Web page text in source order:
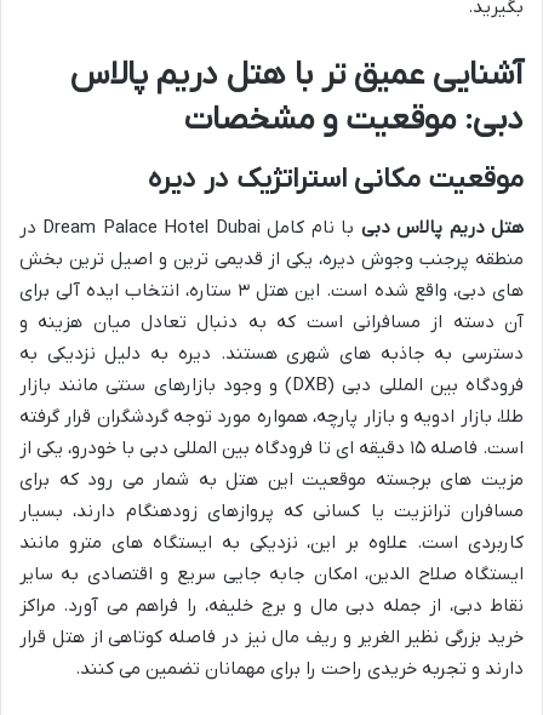
بگیرید.
آشنایی عمیق تر با هتل دریم پالاس
دبی: موقعیت و مشخصات
موقعیت مکانی استراتژیک در دیره
هتل دریم پالاس دبی
با نام کامل Dream Palace Hotel Dubai در
منطقه پرجنب وجوش دیره، یکی از قدیمی ترین و اصیل ترین بخش
های دبی، واقع شده است. این هتل ۳ ستاره، انتخاب ایده آلی برای
آن دسته از مسافرانی است که به دنبال تعادل میان هزینه و
دسترسی به جاذبه های شهری هستند. دیره به دلیل نزدیکی به
فرودگاه بین المللی دبی (DXB) و وجود بازارهای سنتی مانند بازار
طلا، بازار ادویه و بازار پارچه، همواره مورد توجه گردشگران قرار گرفته
است. فاصله ۱۵ دقیقه ای تا فرودگاه بین المللی دبی با خودرو، یکی از
مزیت های برجسته موقعیت این هتل به شمار می رود که برای
مسافران ترانزیت یا کسانی که پروازهای زودهنگام دارند، بسیار
کاربردی است. علاوه بر این، نزدیکی به ایستگاه های مترو مانند
ایستگاه صلاح الدین، امکان جابه جایی سریع و اقتصادی به سایر
نقاط دبی، از جمله دبی مال و برج خلیفه، را فراهم می آورد. مراکز
خرید بزرگی نظیر الغریر و ریف مال نیز در فاصله کوتاهی از هتل قرار
دارند و تجربه خریدی راحت را برای مهمانان تضمین می کنند.